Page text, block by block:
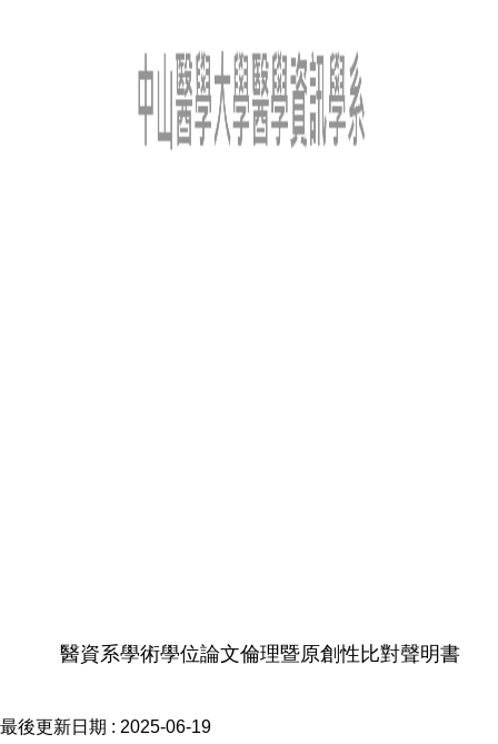
醫資系學術學位論文倫理暨原創性比對聲明書
最後更新日期 : 2025-06-19